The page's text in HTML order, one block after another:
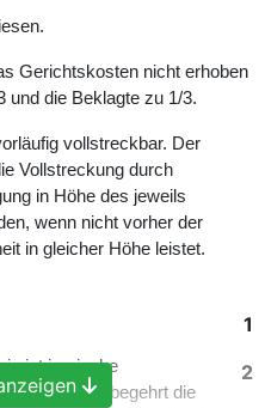
Gerichtskosten nicht erhoben
und die Beklagte zu 1/3.
vollstreckbar. Der
Vollstreckung durch
in Höhe des jeweils
wenn nicht vorher der
in gleicher Höhe leistet.
1
2
ist iranische
und begehrt die